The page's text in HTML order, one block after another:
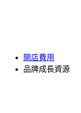
開店費用
品牌成長資源